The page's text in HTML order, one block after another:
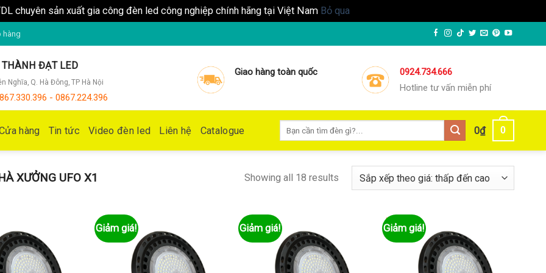
chuyên sản xuất gia công đèn led công nghiệp chính hãng tại Việt Nam Bỏ qua
hàng
THÀNH ĐẠT LED
Nghĩa, Q. Hà Đông, TP Hà Nội
- 0867.224.396
Giao hàng toàn quốc
0924.734.666
Hotline tư vấn miễn phí
hàng Tin tức Video đèn led Liên hệ Catalogue
kiếm:
0₫ 0
XƯỞNG UFO X1 Showing all 18 results
Giảm giá! Giảm giá! Giảm giá!